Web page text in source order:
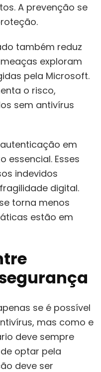
A prevenção se
também reduz
exploram
pela Microsoft.
o risco,
sem antivírus
em
essencial. Esses
indevidos
digital.
torna menos
estão em
se é possível
mas como e
deve sempre
optar pela
deve ser